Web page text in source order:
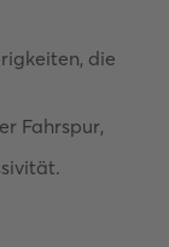
die
Fahrspur,